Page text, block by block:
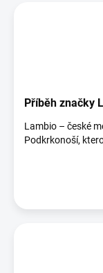
Příběh značky
Lambio – české
Podkrkonoší,